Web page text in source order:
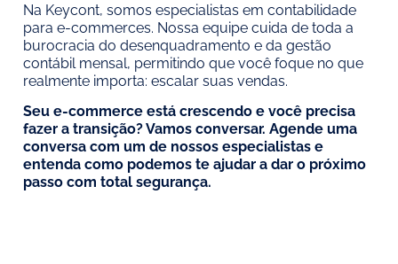
Na Keycont, somos especialistas em contabilidade
para e-commerces. Nossa equipe cuida de toda a
burocracia do desenquadramento e da gestão
contábil mensal, permitindo que você foque no que
realmente importa: escalar suas vendas.
Seu e-commerce está crescendo e você precisa
fazer a transição? Vamos conversar. Agende uma
conversa com um de nossos especialistas e
entenda como podemos te ajudar a dar o próximo
passo com total segurança.